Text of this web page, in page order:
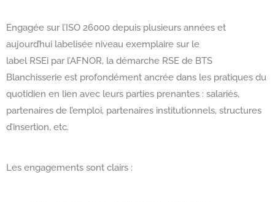
Engagée sur l’ISO 26000 depuis plusieurs années et
aujourd’hui labelisée niveau exemplaire sur le
label RSEi par l’AFNOR, la démarche RSE de BTS
Blanchisserie est profondément ancrée dans les pratiques du
quotidien en lien avec leurs parties prenantes : salariés,
partenaires de l’emploi, partenaires institutionnels, structures
d’insertion, etc.
Les engagements sont clairs :